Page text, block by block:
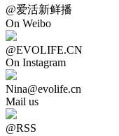
@爱活新鲜播
On Weibo
@EVOLIFE.CN
On Instagram
Nina@evolife.cn
Mail us
@RSS